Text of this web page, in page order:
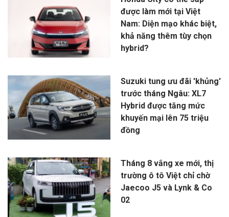
được làm mới tại Việt
Nam: Diện mạo khác biệt,
khả năng thêm tùy chọn
hybrid?
Suzuki tung ưu đãi 'khủng'
trước tháng Ngâu: XL7
Hybrid được tăng mức
khuyến mại lên 75 triệu
đồng
Tháng 8 vắng xe mới, thị
trường ô tô Việt chỉ chờ
Jaecoo J5 và Lynk & Co
02